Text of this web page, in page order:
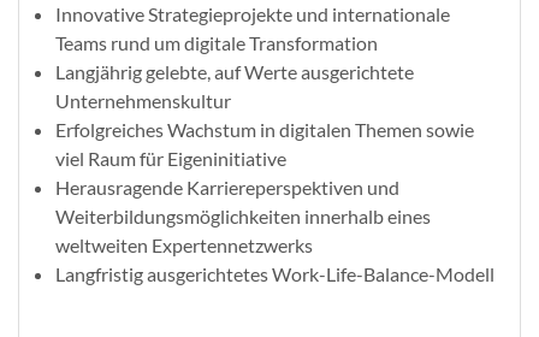
Innovative Strategieprojekte und internationale
Teams rund um digitale Transformation​
Langjährig gelebte, auf Werte ausgerichtete
Unternehmenskultur​
Erfolgreiches Wachstum in digitalen Themen sowie
viel Raum für Eigeninitiative ​
Herausragende Karriereperspektiven und
Weiterbildungsmöglichkeiten innerhalb eines
weltweiten Expertennetzwerks​
Langfristig ausgerichtetes Work-Life-Balance-Modell